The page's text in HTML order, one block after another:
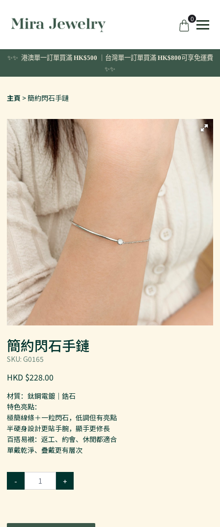
0
✨✨ 港澳單一訂單買滿 HK$500 ｜台灣單一訂單買滿 HK$800 可享免運費
✨✨
主頁 簡約閃石手鏈
簡約閃石手鏈
SKU: G0165
HKD $228.00
材質：鈦鋼電鍍｜鋯石
特色亮點：
極簡線條＋一粒閃石，低調但有亮點
半硬身設計更貼手腕，顯手更修長
百搭易襯：返工、約會、休閒都適合
單戴乾淨、疊戴更有層次
- +